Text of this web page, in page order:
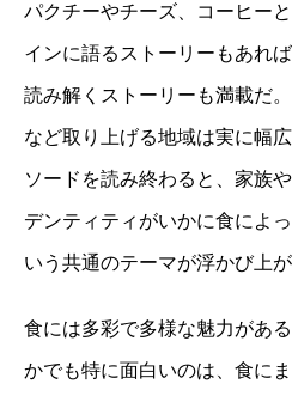
パクチーやチーズ、コーヒー
インに語るストーリーもあれ
読み解くストーリーも満載だ
など取り上げる地域は実に幅
ソードを読み終わると、家族
デンティティがいかに食によ
いう共通のテーマが浮かび上が
食には多彩で多様な魅力があ
かでも特に面白いのは、食に